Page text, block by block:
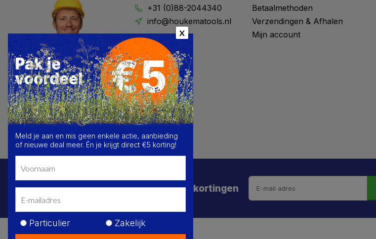
+31 (0)88-2044340
info@houkematools.nl
Betaalmethoden
Verzendingen & Afhalen
Mijn account
Schrijf je in voor de beste deals en kortingen
X
Meld je aan en mis geen enkele actie, aanbieding
of nieuwe deal meer. Én je krijgt direct €5 korting!
Particulier Zakelijk